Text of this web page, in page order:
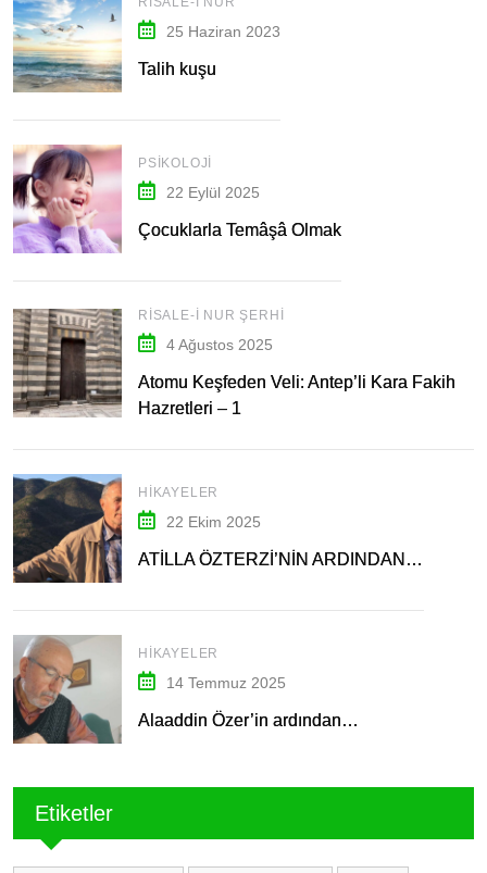
25 Haziran 2023
Talih kuşu
PSIKOLOJI
22 Eylül 2025
Çocuklarla Temâşâ Olmak
RISALE-I NUR ŞERHI
4 Ağustos 2025
Atomu Keşfeden Veli: Antep’li Kara Fakih
Hazretleri – 1
HIKAYELER
22 Ekim 2025
ATİLLA ÖZTERZİ’NİN ARDINDAN…
HIKAYELER
14 Temmuz 2025
Alaaddin Özer’in ardından…
Etiketler